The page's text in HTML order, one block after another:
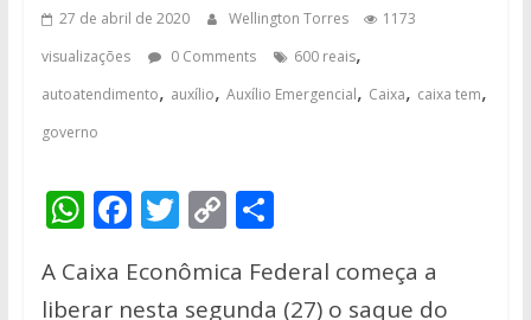
27 de abril de 2020 Wellington Torres
1173
visualizações
0 Comments 600 reais,
autoatendimento, auxílio, Auxílio Emergencial, Caixa, caixa tem,
governo
W
at
F
e
T
itt
C
p
S
ar
A Caixa Econômica Federal começa a
liberar nesta segunda (27) o saque do